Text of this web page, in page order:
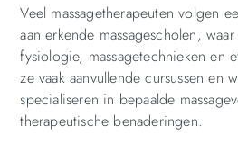
Veel massagetherapeuten volgen
aan erkende massagescholen,
fysiologie, massagetechnieken en
ze vaak aanvullende cursussen en
specialiseren in bepaalde
therapeutische benaderingen.